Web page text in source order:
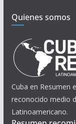
Quienes somos
Cuba en Resumen
reconocido medio
Latinoamericano.